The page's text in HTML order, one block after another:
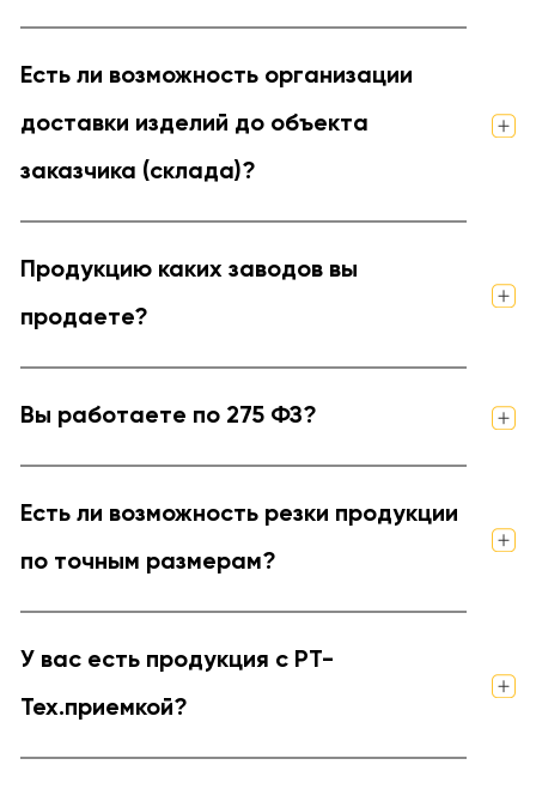
Есть ли возможность организации
доставки изделий до объекта
заказчика (склада)?
Продукцию каких заводов вы
продаете?
Вы работаете по 275 ФЗ?
Есть ли возможность резки продукции
по точным размерам?
У вас есть продукция с РТ-
Тех.приемкой?